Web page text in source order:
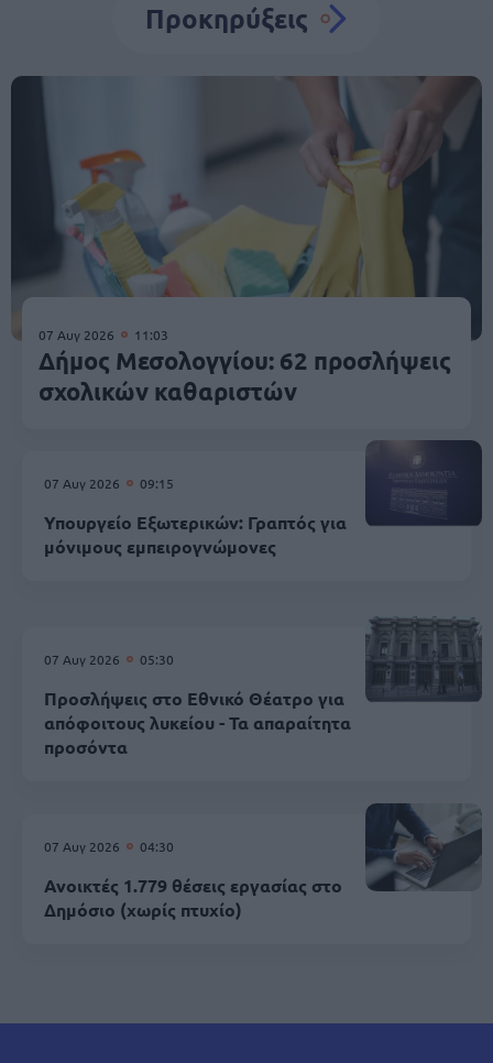
Προκηρύξεις
07 Αυγ 2026 11:03
Δήμος Μεσολογγίου: 62 προσλήψεις
σχολικών καθαριστών
07 Αυγ 2026 09:15
Υπουργείο Εξωτερικών: Γραπτός για
μόνιμους εμπειρογνώμονες
07 Αυγ 2026 05:30
Προσλήψεις στο Εθνικό Θέατρο για
απόφοιτους λυκείου - Τα απαραίτητα
προσόντα
07 Αυγ 2026 04:30
Ανοικτές 1.779 θέσεις εργασίας στο
Δημόσιο (χωρίς πτυχίο)